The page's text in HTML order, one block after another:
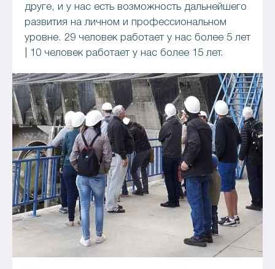
друге, и у нас есть возможность дальнейшего
развития на личном и профессиональном
уровне. 29 человек работает у нас более 5 лет
| 10 человек работает у нас более 15 лет.